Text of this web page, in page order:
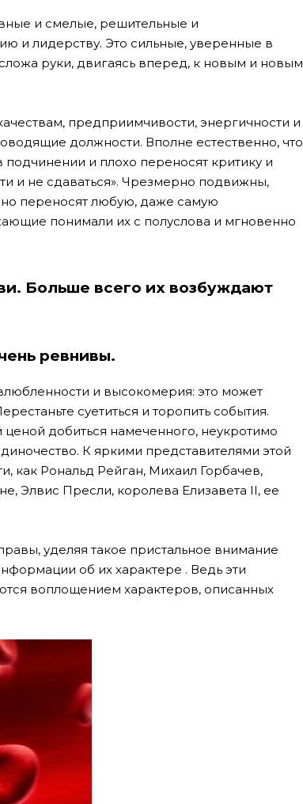
и смелые, решительные и
и лидерству. Это сильные, уверенные в
руки, двигаясь вперед, к новым и новым
предприимчивости, энергичности и
должности. Вполне естественно, что
и плохо переносят критику и
и не сдаваться». Чрезмерно подвижны,
переносят любую, даже самую
понимали их с полуслова и мгновенно
Больше всего их возбуждают
ревнивы.
и высокомерия: это может
суетиться и торопить события.
добиться намеченного, неукротимо
К яркими представителями этой
как Рональд Рейган, Михаил Горбачев,
Элвис Пресли, королева Елизавета II, ее
уделяя такое пристальное внимание
об их характере . Ведь эти
воплощением характеров, описанных